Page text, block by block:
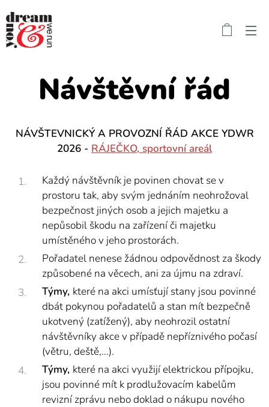
Návštěvní řád
NÁVŠTEVNICKÝ A PROVOZNÍ ŘÁD AKCE YDWR
2026 - RÁJEČKO, sportovní areál
Každý návštěvník je povinen chovat se v
prostoru tak, aby svým jednáním neohrožoval
bezpečnost jiných osob a jejich majetku a
nepůsobil škodu na zařízení či majetku
umístěného v jeho prostorách.
Pořadatel nenese žádnou odpovědnost za škody
způsobené na věcech, ani za újmu na zdraví.
Týmy, které na akci umísťují stany jsou povinné
dbát pokynou pořadatelů a stan mít bezpečně
ukotvený (zatížený), aby neohrozil ostatní
návštěvníky akce v případě nepříznivého počasí
(větru, deště,...).
Týmy, které na akci využijí elektrickou přípojku,
jsou povinné mít k prodlužovacím kabelům
revizní zprávu nebo doklad o nákupu nového